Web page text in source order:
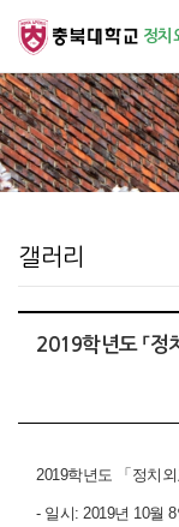
정치
갤러리
2019학년도 「정
2019학년도 「정치
- 일시: 2019년 10월